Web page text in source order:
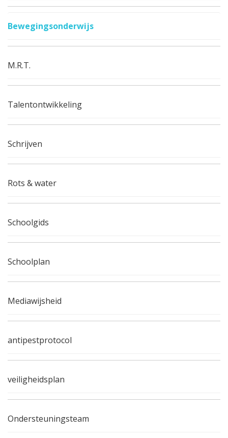
Bewegingsonderwijs
M.R.T.
Talentontwikkeling
Schrijven
Rots & water
Schoolgids
Schoolplan
Mediawijsheid
antipestprotocol
veiligheidsplan
Ondersteuningsteam